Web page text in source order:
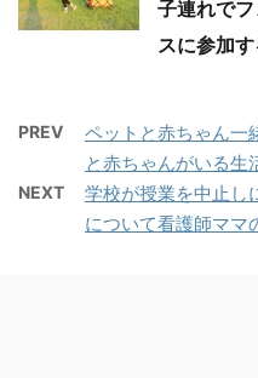
子連れで
スに参加
PREV
ペットと赤ちゃん一
と赤ちゃんがいる生
NEXT
学校が授業を中止し
について看護師ママ